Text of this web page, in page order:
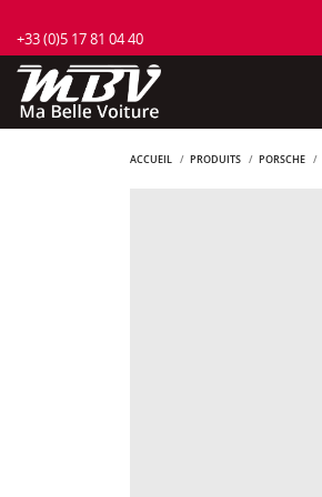
+33 (0)5 17 81 04 40
ACCUEIL PRODUITS PORSCHE